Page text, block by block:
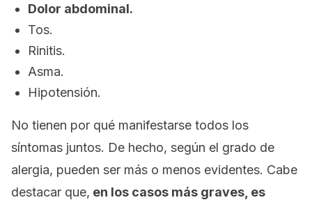
Dolor abdominal.
Tos.
Rinitis.
Asma.
Hipotensión.
No tienen por qué manifestarse todos los
síntomas juntos. De hecho, según el grado de
alergia, pueden ser más o menos evidentes. Cabe
destacar que, en los casos más graves, es